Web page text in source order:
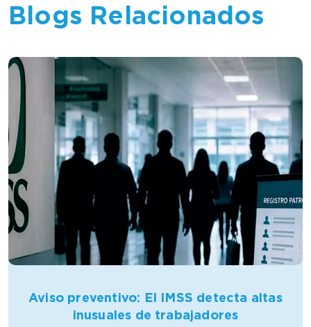
Blogs Relacionados
Aviso preventivo: El IMSS detecta altas
inusuales de trabajadores